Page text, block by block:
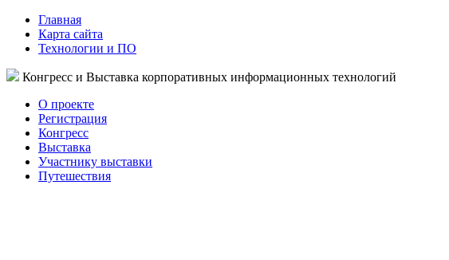
Главная
Карта сайта
Технологии и ПО
Конгресс и Выставка корпоративных информационных технологий
О проекте
Регистрация
Конгресс
Выставка
Участнику выставки
Путешествия